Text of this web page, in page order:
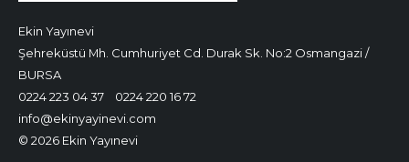
Ekin Yayınevi
Şehreküstü Mh. Cumhuriyet Cd. Durak Sk. No:2 Osmangazi /
BURSA
0224 223 04 37
0224 220 16 72
info@ekinyayinevi.com
© 2026 Ekin Yayınevi